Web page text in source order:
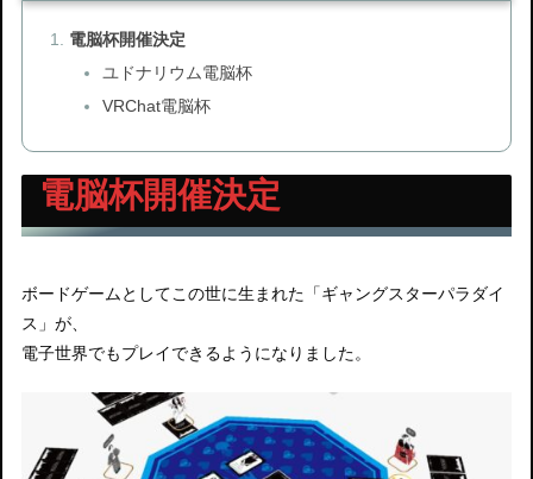
電脳杯開催決定
ユドナリウム電脳杯
VRChat電脳杯
電脳杯開催決定
ボードゲームとしてこの世に生まれた「ギャングスターパラダイ
ス」が、
電子世界でもプレイできるようになりました。